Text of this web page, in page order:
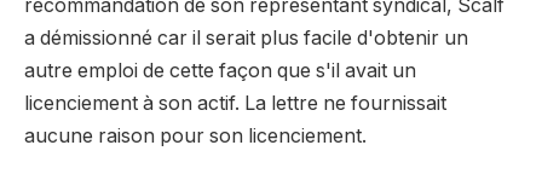
recommandation de son représentant syndical, Scalf
a démissionné car il serait plus facile d'obtenir un
autre emploi de cette façon que s'il avait un
licenciement à son actif. La lettre ne fournissait
aucune raison pour son licenciement.